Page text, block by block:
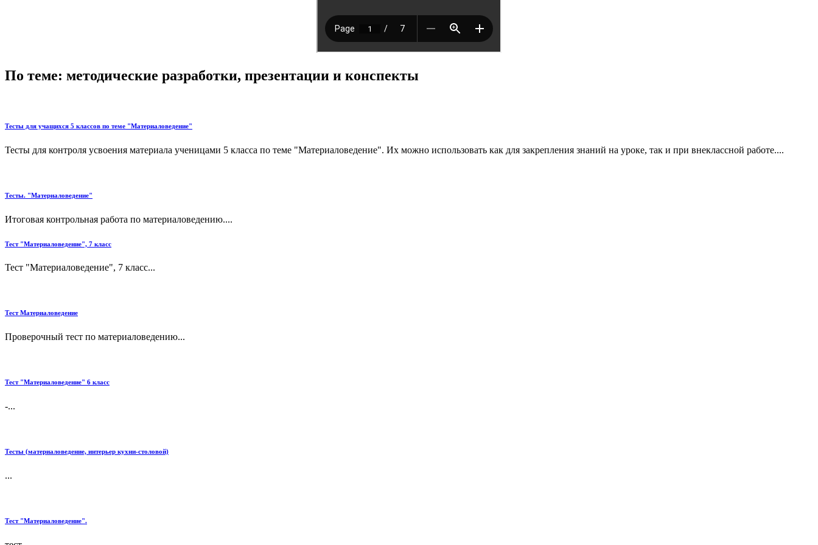
По теме: методические разработки, презентации и конспекты
Тесты для учащихся 5 классов по теме "Материаловедение"
Тесты для контроля усвоения материала ученицами 5 класса по теме "Материаловедение". Их можно использовать как для закрепления знаний на уроке, так и при внеклассной работе....
Тесты. "Материаловедение"
Итоговая контрольная работа по материаловедению....
Тест "Материаловедение", 7 класс
Тест "Материаловедение", 7 класс...
Тест Материаловедение
Проверочный тест по материаловедению...
Тест "Материаловедение" 6 класс
-...
Тесты (материаловедение, интерьер кухни-столовой)
...
Тест "Материаловедение".